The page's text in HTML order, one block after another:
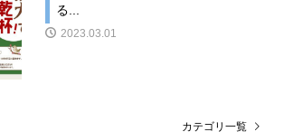
る...
2023.03.01
カテゴリ一覧